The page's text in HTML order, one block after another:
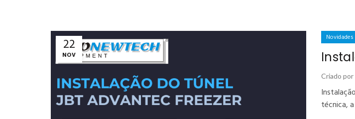
22
NOV
Novidades
Criado por
técnica,